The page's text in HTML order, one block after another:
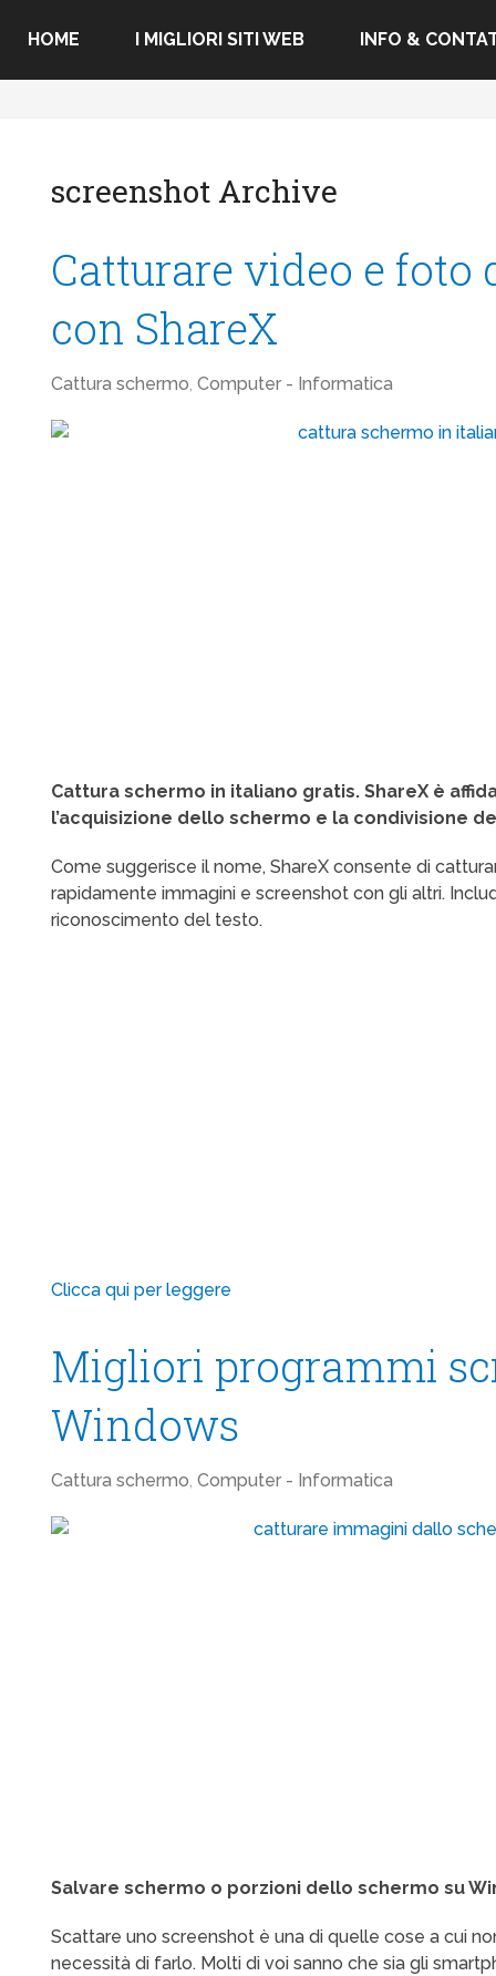
HOME I MIGLIORI SITI WEB INFO &
screenshot Archive
Catturare video e foto
con ShareX
Cattura schermo,Computer - Informatica
Cattura schermo in italiano gratis. ShareX è
l’acquisizione dello schermo e la condivisione
Come suggerisce il nome, ShareX consente di
rapidamente immagini e screenshot con gli altri.
riconoscimento del testo.
Clicca qui per leggere
Migliori programmi
Windows
Cattura schermo,Computer - Informatica
Salvare schermo o porzioni dello schermo su
Scattare uno screenshot è una di quelle cose a cui
necessità di farlo. Molti di voi sanno che sia gli